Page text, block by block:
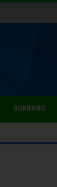
GOBIERNO